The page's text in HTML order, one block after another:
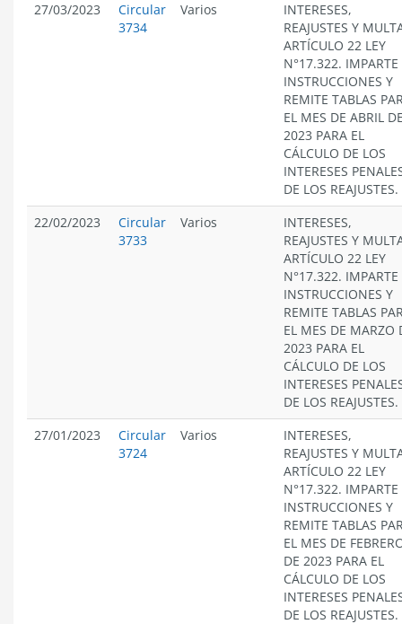
27/03/2023
Circular
3734
Varios
INTERESES,
REAJUSTES Y
ARTÍCULO 22 LEY
N°17.322. IMPARTE
INSTRUCCIONES Y
REMITE TABLAS
EL MES DE ABRIL
2023 PARA EL
CÁLCULO DE LOS
INTERESES
DE LOS REAJUSTES.
22/02/2023
Circular
3733
Varios
INTERESES,
REAJUSTES Y
ARTÍCULO 22 LEY
N°17.322. IMPARTE
INSTRUCCIONES Y
REMITE TABLAS
EL MES DE MARZO
2023 PARA EL
CÁLCULO DE LOS
INTERESES
DE LOS REAJUSTES.
27/01/2023
Circular
3724
Varios
INTERESES,
REAJUSTES Y
ARTÍCULO 22 LEY
N°17.322. IMPARTE
INSTRUCCIONES Y
REMITE TABLAS
EL MES DE
DE 2023 PARA EL
CÁLCULO DE LOS
INTERESES
DE LOS REAJUSTES.